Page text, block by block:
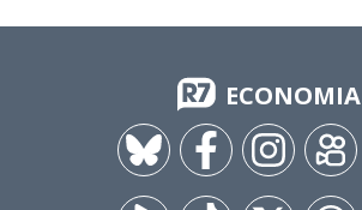
ECONOMIA